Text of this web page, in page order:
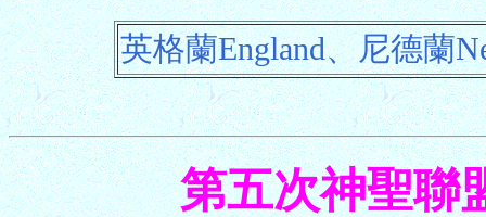
英格蘭England、尼德蘭
第五次神聖聯